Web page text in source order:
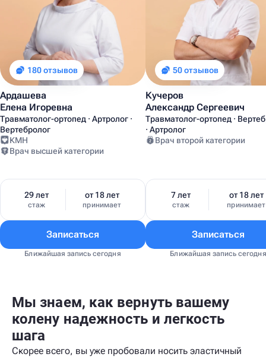
180 отзывов
Ардашева
Елена Игоревна
Травматолог-ортопед · Артролог ·
Вертебролог
КМН
Врач высшей категории
29 лет
стаж
от 18 лет
принимает
Записаться
Ближайшая запись сегодня
50 отзывов
Кучеров
Александр Сергеевич
Травматолог-ортопед ·
· Артролог
Врач второй категории
7 лет
стаж
от 18 лет
принимает
Записаться
Ближайшая запись сегодня
Мы знаем, как вернуть вашему
колену надежность и легкость
шага
Скорее всего, вы уже пробовали носить эластичный